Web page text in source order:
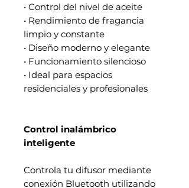
• Control del nivel de aceite
• Rendimiento de fragancia
limpio y constante
• Diseño moderno y elegante
• Funcionamiento silencioso
• Ideal para espacios
residenciales y profesionales
Control inalámbrico
inteligente
Controla tu difusor mediante
conexión Bluetooth utilizando